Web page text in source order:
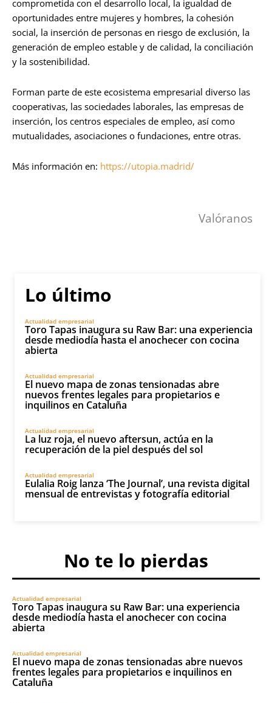
comprometida con el desarrollo local, la igualdad de
oportunidades entre mujeres y hombres, la cohesión
social, la inserción de personas en riesgo de exclusión, la
generación de empleo estable y de calidad, la conciliación
y la sostenibilidad.
Forman parte de este ecosistema empresarial diverso las
cooperativas, las sociedades laborales, las empresas de
inserción, los centros especiales de empleo, así como
mutualidades, asociaciones o fundaciones, entre otras.
Más información en: https://utopia.madrid/
Valóranos
Lo último
Actualidad empresarial
Toro Tapas inaugura su Raw Bar: una experiencia
desde mediodía hasta el anochecer con cocina
abierta
Actualidad empresarial
El nuevo mapa de zonas tensionadas abre
nuevos frentes legales para propietarios e
inquilinos en Cataluña
Actualidad empresarial
La luz roja, el nuevo aftersun, actúa en la
recuperación de la piel después del sol
Actualidad empresarial
Eulalia Roig lanza ‘The Journal’, una revista digital
mensual de entrevistas y fotografía editorial
No te lo pierdas
Actualidad empresarial
Toro Tapas inaugura su Raw Bar: una experiencia
desde mediodía hasta el anochecer con cocina
abierta
Actualidad empresarial
El nuevo mapa de zonas tensionadas abre nuevos
frentes legales para propietarios e inquilinos en
Cataluña